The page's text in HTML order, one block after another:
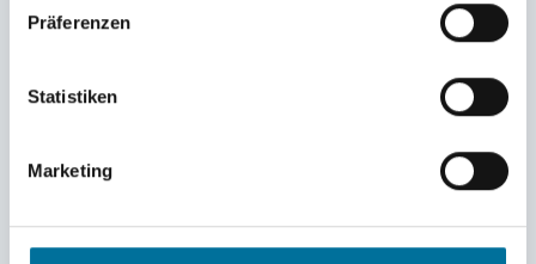
Präferenzen
Statistiken
Marketing